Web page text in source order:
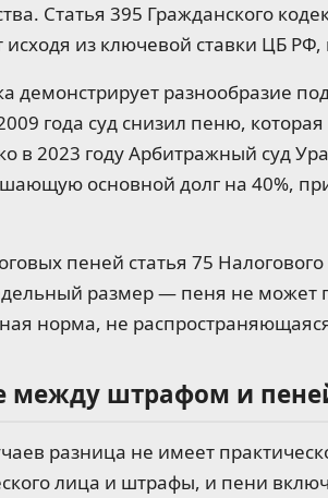
Статья 395 Гражданского
исходя из ключевой ставки ЦБ
демонстрирует разнообразие
года суд снизил пеню,
в 2023 году Арбитражный суд
основной долг на 40%,
пеней статья 75
размер — пеня не
норма, не
между штрафом и
разница не имеет
лица и штрафы, и пени